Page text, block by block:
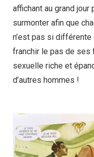
affichant au grand
surmonter afin que
n’est pas si différente
franchir le pas de ses
sexuelle riche et
d’autres hommes !